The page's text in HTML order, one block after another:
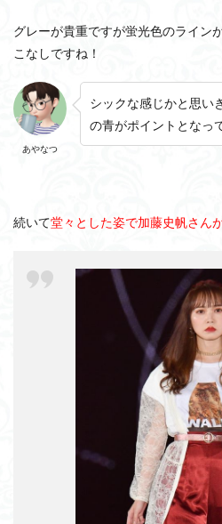
グレーが貴重ですが蛍光色のライン
こなしですね！
あやなつ
シックな感じかと思い
の青がポイントとなっ
続いて堂々とした姿で加藤史帆さん